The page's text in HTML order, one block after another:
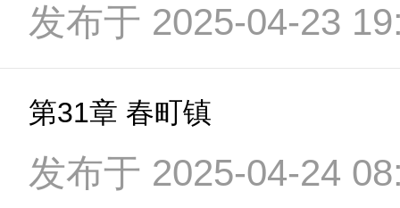
发布于 2025-04-23
第31章 春町镇
发布于 2025-04-24